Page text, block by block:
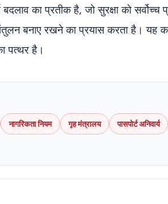
बदलाव का प्रतीक है, जो सुरक्षा को
संतुलन बनाए रखने का प्रयास करता है। यह
पत्थर है।
नागरिकता नियम गृह मंत्रालय पासपोर्ट अनिवार्य